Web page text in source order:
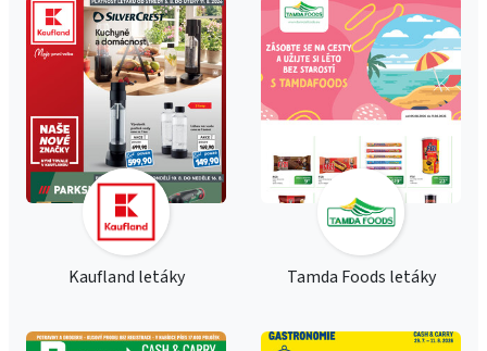
Kaufland letáky Tamda Foods letáky